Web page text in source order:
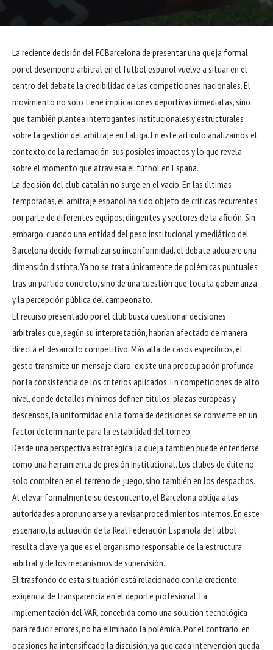
La reciente decisión del FC Barcelona de presentar una queja formal
por el desempeño arbitral en el fútbol español vuelve a situar en el
centro del debate la credibilidad de las competiciones nacionales. El
movimiento no solo tiene implicaciones deportivas inmediatas, sino
que también plantea interrogantes institucionales y estructurales
sobre la gestión del arbitraje en LaLiga. En este artículo analizamos el
contexto de la reclamación, sus posibles impactos y lo que revela
sobre el momento que atraviesa el fútbol en España.
La decisión del club catalán no surge en el vacío. En las últimas
temporadas, el arbitraje español ha sido objeto de críticas recurrentes
por parte de diferentes equipos, dirigentes y sectores de la afición. Sin
embargo, cuando una entidad del peso institucional y mediático del
Barcelona decide formalizar su inconformidad, el debate adquiere una
dimensión distinta. Ya no se trata únicamente de polémicas puntuales
tras un partido concreto, sino de una cuestión que toca la gobernanza
y la percepción pública del campeonato.
El recurso presentado por el club busca cuestionar decisiones
arbitrales que, según su interpretación, habrían afectado de manera
directa el desarrollo competitivo. Más allá de casos específicos, el
gesto transmite un mensaje claro: existe una preocupación profunda
por la consistencia de los criterios aplicados. En competiciones de alto
nivel, donde detalles mínimos definen títulos, plazas europeas y
descensos, la uniformidad en la toma de decisiones se convierte en un
factor determinante para la estabilidad del torneo.
Desde una perspectiva estratégica, la queja también puede entenderse
como una herramienta de presión institucional. Los clubes de élite no
solo compiten en el terreno de juego, sino también en los despachos.
Al elevar formalmente su descontento, el Barcelona obliga a las
autoridades a pronunciarse y a revisar procedimientos internos. En este
escenario, la actuación de la Real Federación Española de Fútbol
resulta clave, ya que es el organismo responsable de la estructura
arbitral y de los mecanismos de supervisión.
El trasfondo de esta situación está relacionado con la creciente
exigencia de transparencia en el deporte profesional. La
implementación del VAR, concebida como una solución tecnológica
para reducir errores, no ha eliminado la polémica. Por el contrario, en
ocasiones ha intensificado la discusión, ya que cada intervención queda